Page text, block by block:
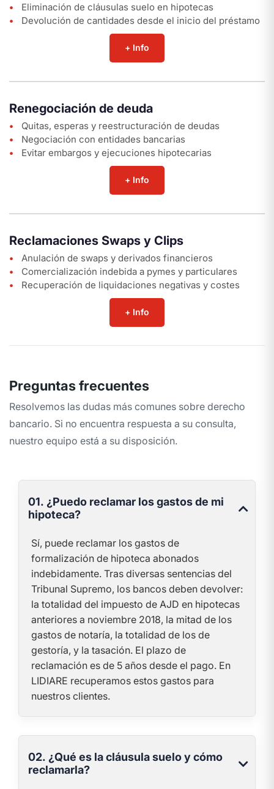
Eliminación de cláusulas suelo en hipotecas
Devolución de cantidades desde el inicio del préstamo
+ Info
Renegociación de deuda
Quitas, esperas y reestructuración de deudas
Negociación con entidades bancarias
Evitar embargos y ejecuciones hipotecarias
+ Info
Reclamaciones Swaps y Clips
Anulación de swaps y derivados financieros
Comercialización indebida a pymes y particulares
Recuperación de liquidaciones negativas y costes
+ Info
Preguntas frecuentes
Resolvemos las dudas más comunes sobre derecho
bancario. Si no encuentra respuesta a su consulta,
nuestro equipo está a su disposición.
01. ¿Puedo reclamar los gastos de mi
hipoteca?
Sí, puede reclamar los gastos de
formalización de hipoteca abonados
indebidamente. Tras diversas sentencias del
Tribunal Supremo, los bancos deben devolver:
la totalidad del impuesto de AJD en hipotecas
anteriores a noviembre 2018, la mitad de los
gastos de notaría, la totalidad de los de
gestoría, y la tasación. El plazo de
reclamación es de 5 años desde el pago. En
LIDIARE recuperamos estos gastos para
nuestros clientes.
02. ¿Qué es la cláusula suelo y cómo
reclamarla?